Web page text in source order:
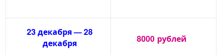
23 декабря — 28
декабря
8000 рублей